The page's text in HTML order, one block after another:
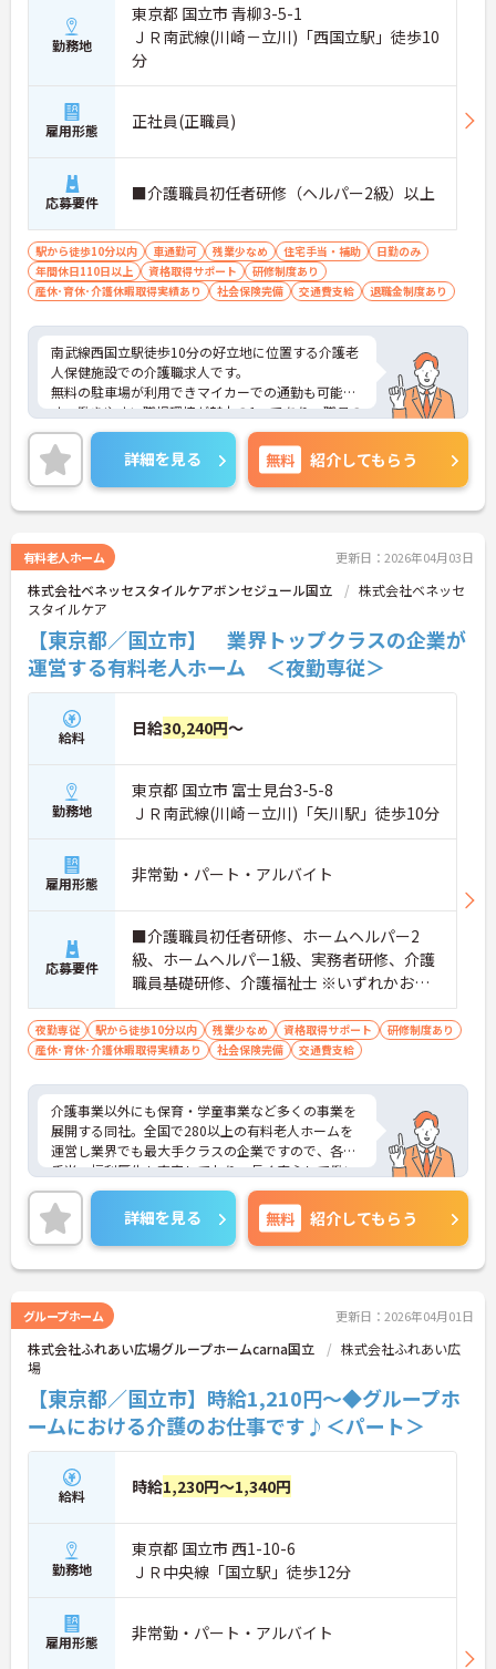
勤務地
東京都 国立市 青柳3-5-1
ＪＲ南武線(川崎－立川)「西国立駅」徒歩10
分
雇用形態 正社員(正職員)
応募要件 ■介護職員初任者研修（ヘルパー2級）以上
駅から徒歩10分以内 車通勤可 残業少なめ 住宅手当・補助
日勤のみ
年間休日110日以上
資格取得サポート
研修制度あり
産休･育休･介護休暇取得実績あり
社会保険完備 交通費支給 退職金制度あり
南武線西国立駅徒歩10分の好立地に位置する介護老
人保健施設での介護職求人です。
無料の駐車場が利用できマイカーでの通勤も可能で
す。働きやすい職場環境が魅力の1つであり、職員の
定着率も高いので安心して長く働いて頂けます。
ご興味のある方は面接対策ポイントなどお話致しま
すのでお気軽にお問い合わせください。
詳細を見る 無料 紹介してもらう
有料老人ホーム 更新日：2026年04月03日
株式会社ベネッセスタイルケアボンセジュール国立
株式会社ベネッセ
スタイルケア
【東京都／国立市】 業界トップクラスの企業が
運営する有料老人ホーム ＜夜勤専従＞
給料 日給30,240円～
勤務地
東京都 国立市 富士見台3-5-8
ＪＲ南武線(川崎－立川)「矢川駅」徒歩10分
雇用形態 非常勤・パート・アルバイト
応募要件
■介護職員初任者研修、ホームヘルパー2
級、ホームヘルパー1級、実務者研修、介護
職員基礎研修、介護福祉士 ※いずれかお持
ちの方 ※資格をお持ちでない方も相談可
夜勤専従 駅から徒歩10分以内 残業少なめ 資格取得サポート
研修制度あり
産休･育休･介護休暇取得実績あり
社会保険完備 交通費支給
介護事業以外にも保育・学童事業など多くの事業を
展開する同社。全国で280以上の有料老人ホームを
運営し業界でも最大手クラスの企業ですので、各種
手当、福利厚生も充実しており、長く安心して働い
ていただける環境です。ご興味ある方には、面接対
策ポイントなど、さらに詳細をお話しいたしますの
でお気軽にご相談ください。
詳細を見る 無料 紹介してもらう
グループホーム 更新日：2026年04月01日
株式会社ふれあい広場グループホームcarna国立
株式会社ふれあい広
場
【東京都／国立市】時給1,210円～◆グループホ
ームにおける介護のお仕事です♪＜パート＞
給料 時給1,230円～1,340円
勤務地
東京都 国立市 西1-10-6
ＪＲ中央線「国立駅」徒歩12分
雇用形態 非常勤・パート・アルバイト